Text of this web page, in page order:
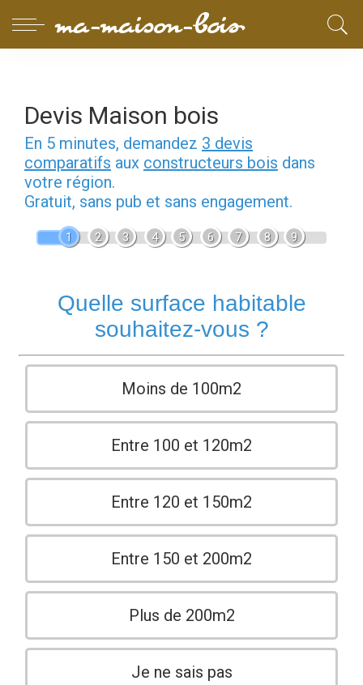
Devis Maison bois
En 5 minutes, demandez 3 devis
comparatifs aux constructeurs bois dans
votre région.
Gratuit, sans pub et sans engagement.
1 2 3 4 5 6 7 8 9
Quelle surface habitable
souhaitez-vous ?
Moins de 100m2
Entre 100 et 120m2
Entre 120 et 150m2
Entre 150 et 200m2
Plus de 200m2
Je ne sais pas